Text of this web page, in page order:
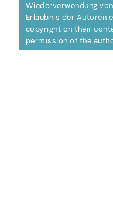
Wiederverwendung
Erlaubnis der Autoren
copyright on their
permission of the